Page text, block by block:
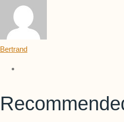
Bertrand